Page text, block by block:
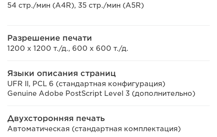
54 стр./мин (A4R), 35 стр./мин (A5R)
Разрешение печати
1200 x 1200 т./д., 600 x 600 т./д.
Языки описания страниц
UFR II, PCL 6 (стандартная конфигурация)
Genuine Adobe PostScript Level 3 (дополнительно)
Двухсторонняя печать
Автоматическая (стандартная комплектация)